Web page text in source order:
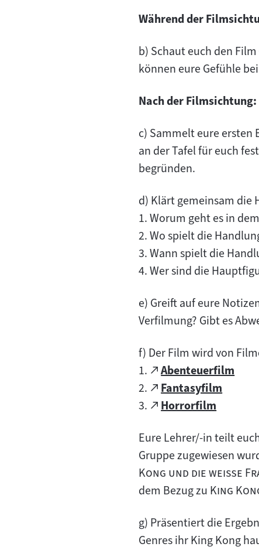
Während der
b) Schaut euch den Film
können eure Gefühle
Nach der Filmsichtung:
c) Sammelt eure ersten
an der Tafel für euch
begründen.
d) Klärt gemeinsam die
1. Worum geht es in
2. Wo spielt die
3. Wann spielt die
4. Wer sind die
e) Greift auf eure
Verfilmung? Gibt es
f) Der Film wird von
1.
Zum
externen
Inhalt:
Abenteuerfilm
(öffnet
im
neuen
Tab)
2.
Zum
externen
Fantasyfilm
(öffnet
im
neuen
3.
Zum
Inhalt:
Horrorfilm
(öffnet
Tab)
Eure Lehrer/-in teilt
Gruppe zugewiesen
Kong und die weiße
dem Bezug zu "
King
g) Präsentiert die
Genres ihr King Kong